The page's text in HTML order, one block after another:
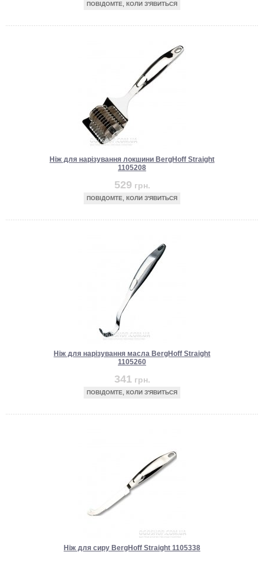
ПОВІДОМТЕ, КОЛИ З'ЯВИТЬСЯ
Ніж для нарізування локшини BergHoff Straight
1105208
529 грн.
ПОВІДОМТЕ, КОЛИ З'ЯВИТЬСЯ
Ніж для нарізування масла BergHoff Straight
1105260
341 грн.
ПОВІДОМТЕ, КОЛИ З'ЯВИТЬСЯ
Ніж для сиру BergHoff Straight 1105338